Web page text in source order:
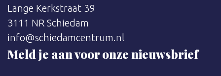
Lange Kerkstraat 39
3111 NR Schiedam
info@schiedamcentrum.nl
Meld je aan voor onze nieuwsbrief